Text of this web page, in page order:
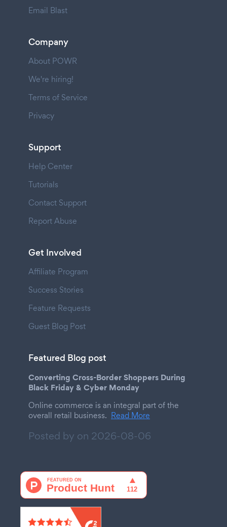
Email Blast
Company
About POWR
We're hiring!
Terms of Service
Privacy
Support
Help Center
Tutorials
Contact Support
Report Abuse
Get Involved
Affiliate Program
Success Stories
Feature Requests
Guest Blog Post
Featured Blog post
Converting Cross-Border Shoppers During
Black Friday & Cyber Monday
Online commerce is an integral part of the
overall retail business. Read More
Posted by on 2026-08-06